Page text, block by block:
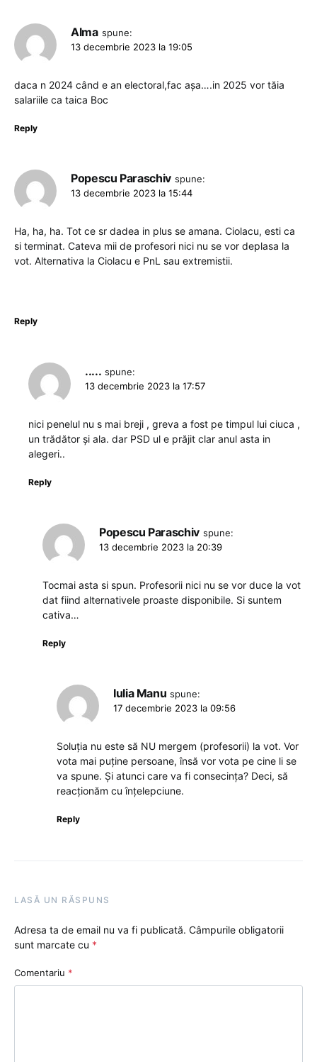
Alma spune:
13 decembrie 2023 la 19:05
daca n 2024 când e an electoral,fac așa….in 2025 vor tăia
salariile ca taica Boc
Reply
Popescu Paraschiv spune:
13 decembrie 2023 la 15:44
Ha, ha, ha. Tot ce sr dadea in plus se amana. Ciolacu, esti ca
si terminat. Cateva mii de profesori nici nu se vor deplasa la
vot. Alternativa la Ciolacu e PnL sau extremistii.
Reply
..... spune:
13 decembrie 2023 la 17:57
nici penelul nu s mai breji , greva a fost pe timpul lui ciuca ,
un trădător și ala. dar PSD ul e prăjit clar anul asta in
alegeri..
Reply
Popescu Paraschiv spune:
13 decembrie 2023 la 20:39
Tocmai asta si spun. Profesorii nici nu se vor duce la vot
dat fiind alternativele proaste disponibile. Si suntem
cativa…
Reply
Iulia Manu spune:
17 decembrie 2023 la 09:56
Soluția nu este să NU mergem (profesorii) la vot. Vor
vota mai puține persoane, însă vor vota pe cine li se
va spune. Și atunci care va fi consecința? Deci, să
reacționăm cu înțelepciune.
Reply
LASĂ UN RĂSPUNS
Adresa ta de email nu va fi publicată. Câmpurile obligatorii
sunt marcate cu *
Comentariu *